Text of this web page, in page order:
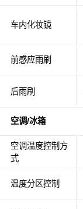
车内化妆镜
前感应雨刷
后雨刷
空调/冰箱
空调温度控制方
式
温度分区控制